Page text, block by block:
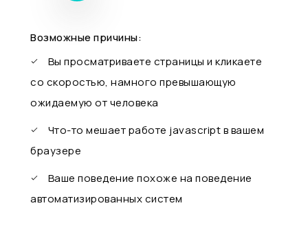
Возможные причины:
Вы просматриваете страницы и кликаете
со скоростью, намного превышающую
ожидаемую от человека
Что-то мешает работе javascript в вашем
браузере
Ваше поведение похоже на поведение
автоматизированных систем